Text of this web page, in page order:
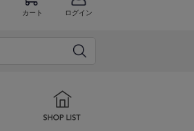
カート ログイン